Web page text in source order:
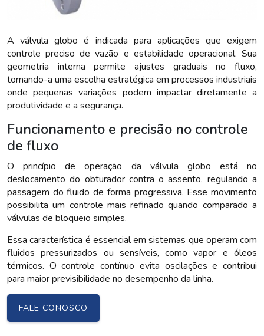
A válvula globo é indicada para aplicações que exigem
controle preciso de vazão e estabilidade operacional. Sua
geometria interna permite ajustes graduais no fluxo,
tornando-a uma escolha estratégica em processos industriais
onde pequenas variações podem impactar diretamente a
produtividade e a segurança.
Funcionamento e precisão no controle
de fluxo
O princípio de operação da válvula globo está no
deslocamento do obturador contra o assento, regulando a
passagem do fluido de forma progressiva. Esse movimento
possibilita um controle mais refinado quando comparado a
válvulas de bloqueio simples.
Essa característica é essencial em sistemas que operam com
fluidos pressurizados ou sensíveis, como vapor e óleos
térmicos. O controle contínuo evita oscilações e contribui
para maior previsibilidade no desempenho da linha.
FALE CONOSCO